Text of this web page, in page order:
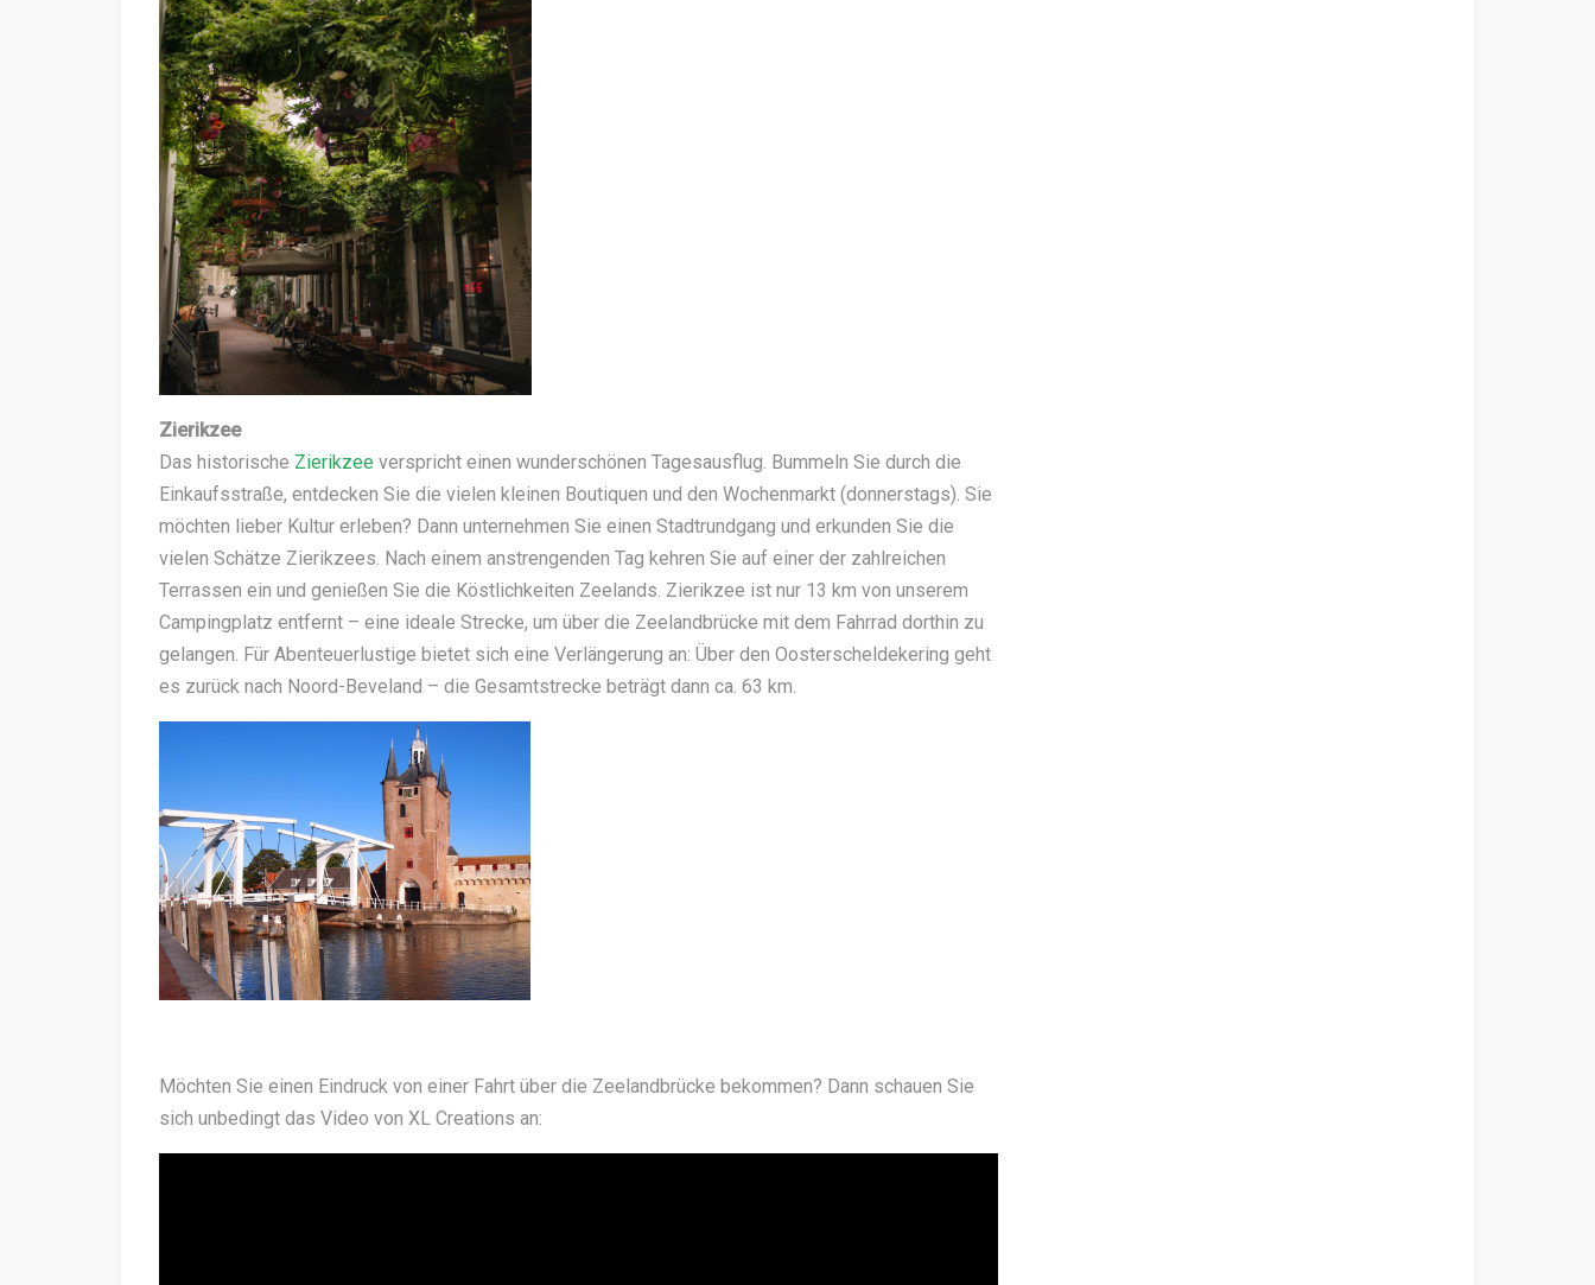
Zierikzee
Das historische Zierikzee verspricht einen wunderschönen Tagesausflug. Bummeln Sie durch die
Einkaufsstraße, entdecken Sie die vielen kleinen Boutiquen und den Wochenmarkt (donnerstags). Sie
möchten lieber Kultur erleben? Dann unternehmen Sie einen Stadtrundgang und erkunden Sie die
vielen Schätze Zierikzees. Nach einem anstrengenden Tag kehren Sie auf einer der zahlreichen
Terrassen ein und genießen Sie die Köstlichkeiten Zeelands. Zierikzee ist nur 13 km von unserem
Campingplatz entfernt – eine ideale Strecke, um über die Zeelandbrücke mit dem Fahrrad dorthin zu
gelangen. Für Abenteuerlustige bietet sich eine Verlängerung an: Über den Oosterscheldekering geht
es zurück nach Noord-Beveland – die Gesamtstrecke beträgt dann ca. 63 km.
Möchten Sie einen Eindruck von einer Fahrt über die Zeelandbrücke bekommen? Dann schauen Sie
sich unbedingt das Video von XL Creations an: